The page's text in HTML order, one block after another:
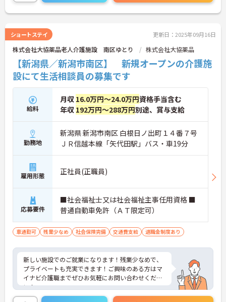
ショートステイ 更新日：2025年09月16日
株式会社大協薬品老人介護施設 南区ゆとり 株式会社大協薬品
【新潟県／新潟市南区】 新規オープンの介護施
設にて生活相談員の募集です
給料
月収 16.0万円～24.0万円資格手当含む
年収 192万円～288万円別途、賞与支給
勤務地
新潟県 新潟市南区 白根日ノ出町１４番７号
ＪＲ信越本線「矢代田駅」バス・車19分
雇用形態 正社員(正職員)
応募要件
■社会福祉士又は社会福祉主事任用資格 ■
普通自動車免許（ＡＴ限定可）
車通勤可 残業少なめ 社会保険完備 交通費支給 退職金制度あり
新しい施設でのご就業になります！残業少なめで、
プライベートも充実できます！ご興味のある方はマ
イナビ介護職までぜひお気軽にお問い合わせくださ
い！